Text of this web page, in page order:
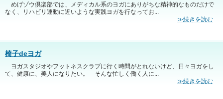
めげゾウ倶楽部では、メディカル系のヨガにありがちな精神的なものだけで
なく、リハビリ運動に近いような実践ヨガを行なってお...
≫続きを読む
椅子deヨガ
ヨガスタジオやフットネスクラブに行く時間がとれないけど、日々ヨガをし
て、健康に、美人になりたい。 そんな忙しく働く人に...
≫続きを読む